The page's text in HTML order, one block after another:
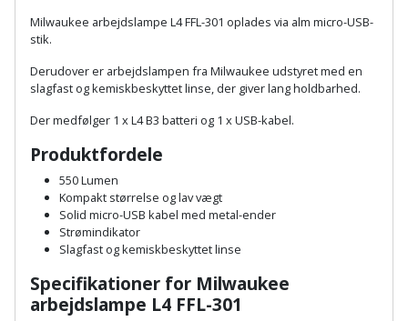
Skruetrækker
Slibeartikler
Smøring
og
rustopløser
Soldater
støtte
og
teleskopstøtte
Loddekolbe
Luftværktøj
Malersprøjte
Mejselhammer
Multicuttertilbehør
pleje
Plantekasser
Postkasse
Postkassestander
Prepping
Presenning
Redskabsskur
Milwaukee arbejdslampe L4 FFL-301 oplades via alm micro-USB-
stik.
Derudover er arbejdslampen fra Milwaukee udstyret med en
slagfast og kemiskbeskyttet linse, der giver lang holdbarhed.
Der medfølger 1 x L4 B3 batteri og 1 x USB-kabel.
Produktfordele
550 Lumen
Kompakt størrelse og lav vægt
Solid micro-USB kabel med metal-ender
Strømindikator
Slagfast og kemiskbeskyttet linse
Specifikationer for Milwaukee
arbejdslampe L4 FFL-301